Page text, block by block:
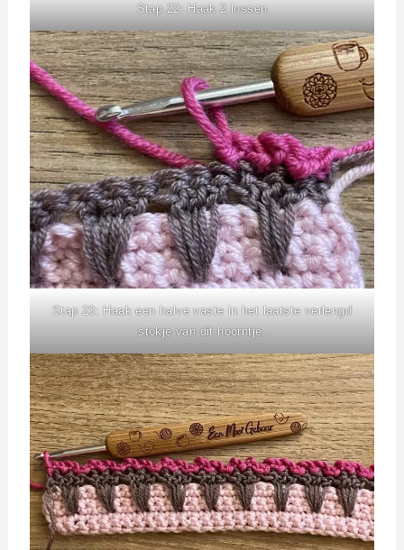
Stap 22: Haak 2 lossen
Stap 23: Haak een halve vaste in het laatste verlengd
stokje van dit hoorntje.